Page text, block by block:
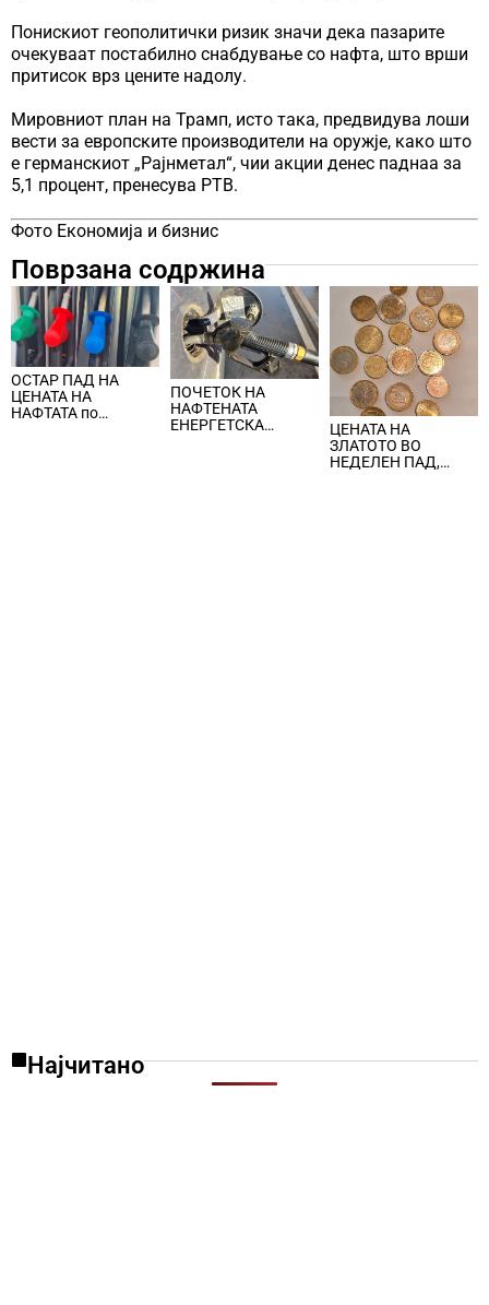
Понискиот геополитички ризик значи дека пазарите
очекуваат постабилно снабдување со нафта, што врши
притисок врз цените надолу.
Мировниот план на Трамп, исто така, предвидува лоши
вести за европските производители на оружје, како што
е германскиот „Рајнметал“, чии акции денес паднаа за
5,1 процент, пренесува РТВ.
Фото Економија и бизнис
Поврзана содржина
ОСТАР ПАД НА
ЦЕНАТА НА
НАФТАТА по
ПОЧЕТОК НА
НАФТЕНАТА
ЕНЕРГЕТСКА
ЦЕНАТА НА
ЗЛАТОТО ВО
НЕДЕЛЕН ПАД,
Најчитано